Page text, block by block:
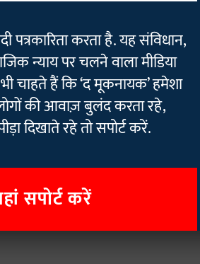
पत्रकारिता करता है. यह संविधान,
न्याय पर चलने वाला मीडिया
चाहते हैं कि ‘द मूकनायक’ हमेशा
की आवाज़ बुलंद करता रहे,
दिखाते रहे तो सपोर्ट करें.
सपोर्ट करें